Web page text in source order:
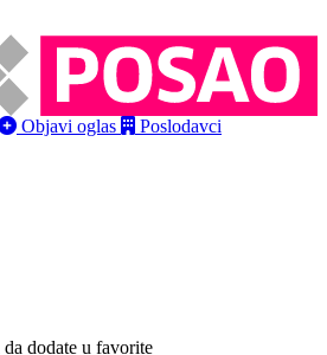
Objavi oglas Poslodavci
dodate u favorite